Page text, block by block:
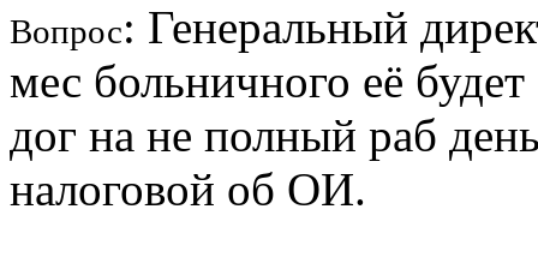
Вопрос: Генеральный
мес больничного её
дог на не полный раб
налоговой об ОИ.